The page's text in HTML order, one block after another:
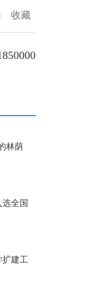
| 收藏
林荫
全国
扩建工